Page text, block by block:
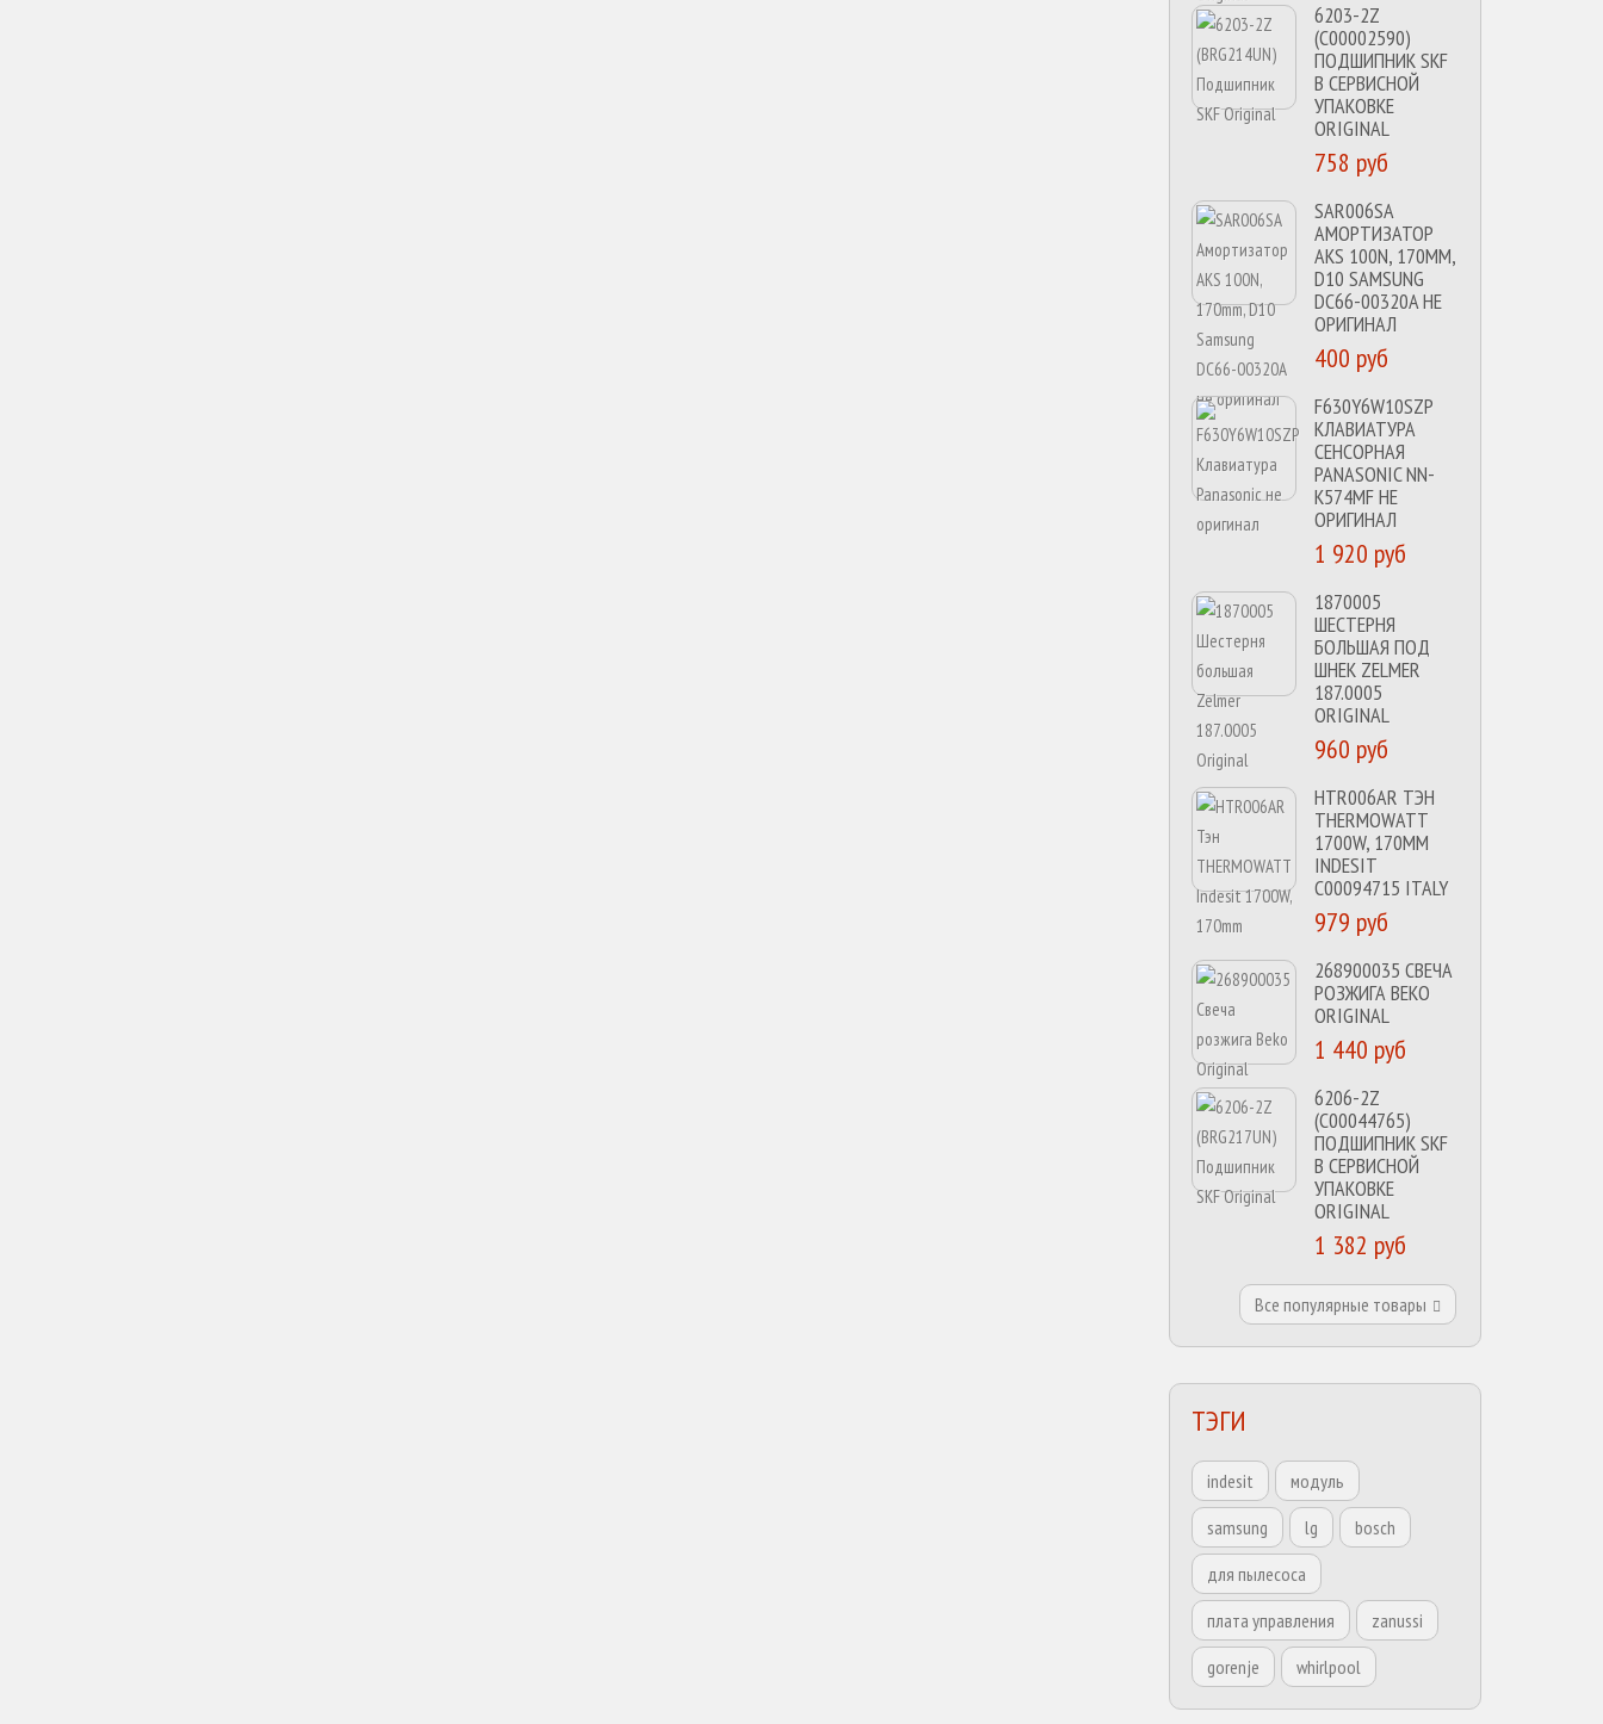
6203-2Z
(C00002590)
ПОДШИПНИК SKF
В СЕРВИСНОЙ
УПАКОВКЕ
ORIGINAL
758 руб
SAR006SA
АМОРТИЗАТОР
AKS 100N, 170MM,
D10 SAMSUNG
DC66-00320A НЕ
ОРИГИНАЛ
400 руб
F630Y6W10SZP
КЛАВИАТУРА
СЕНСОРНАЯ
PANASONIC NN-
K574MF НЕ
ОРИГИНАЛ
1 920 руб
1870005
ШЕСТЕРНЯ
БОЛЬШАЯ ПОД
ШНЕК ZELMER
187.0005
ORIGINAL
960 руб
HTR006AR ТЭН
THERMOWATT
1700W, 170MM
INDESIT
C00094715 ITALY
979 руб
268900035 СВЕЧА
РОЗЖИГА BEKO
ORIGINAL
1 440 руб
6206-2Z
(C00044765)
ПОДШИПНИК SKF
В СЕРВИСНОЙ
УПАКОВКЕ
ORIGINAL
1 382 руб
Все популярные товары
ТЭГИ
indesit
модуль
samsung
lg
bosch
для пылесоса
плата управления
zanussi
gorenje
whirlpool